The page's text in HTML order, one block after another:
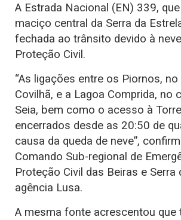
A Estrada Nacional (EN) 339,
maciço central da Serra da
fechada ao trânsito devido à
Proteção Civil.
“As ligações entre os Piornos,
Covilhã, e a Lagoa Comprida, no
Seia, bem como o acesso à
encerrados desde as 20:50 de
causa da queda de neve”,
Comando Sub-regional de
Proteção Civil das Beiras e Serra
agência Lusa.
A mesma fonte acrescentou que